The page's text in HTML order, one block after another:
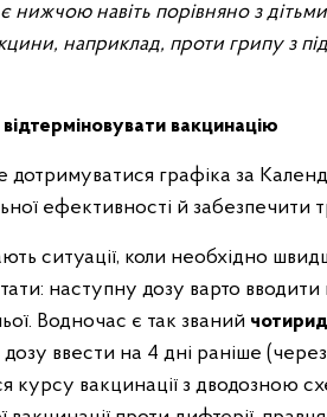
є нижчою навіть порівняно з
наприклад, проти грипу з
вакцинацію
графіка за
ефективності й забезпечити
ситуації, коли необхідно
наступну дозу варто
Водночас є так званий
ввести на 4 дні раніше
курсу вакцинації з дводозною